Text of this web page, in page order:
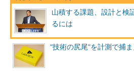
山積する課題、設計と検
るには
“技術の尻尾”を計測で捕